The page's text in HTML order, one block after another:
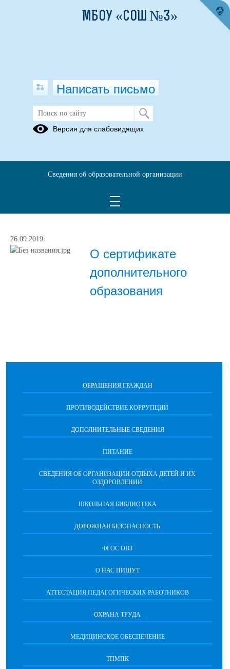
ПФДО
Навигатор
дополнительного
образования детей
26.09.2019
О сертификате
дополнительного
образования
ОБРАЩЕНИЯ ГРАЖДАН
ПРОТИВОДЕЙСТВИЕ КОРРУПЦИИ
ДОПОЛНИТЕЛЬНЫЕ СВЕДЕНИЯ
ПИТАНИЕ
СВЕДЕНИЯ ОБ ОРГАНИЗАЦИИ ОТДЫХА ДЕТЕЙ И ИХ
ОЗДОРОВЛЕНИИ
ШКОЛЬНАЯ БИБЛИОТЕКА
ДОРОЖНАЯ БЕЗОПАСНОСТЬ
ФГОС ОВЗ
О НАС ПИШУТ
АТТЕСТАЦИЯ ПЕДАГОГИЧЕСКИХ РАБОТНИКОВ
ОХРАНА ТРУДА
МЕДИЦИНСКОЕ ОБЕСПЕЧЕНИЕ
ТПМПК
МБОУ «СОШ №3»
Написать письмо
Версия для слабовидящих
Сведения об образовательной организации